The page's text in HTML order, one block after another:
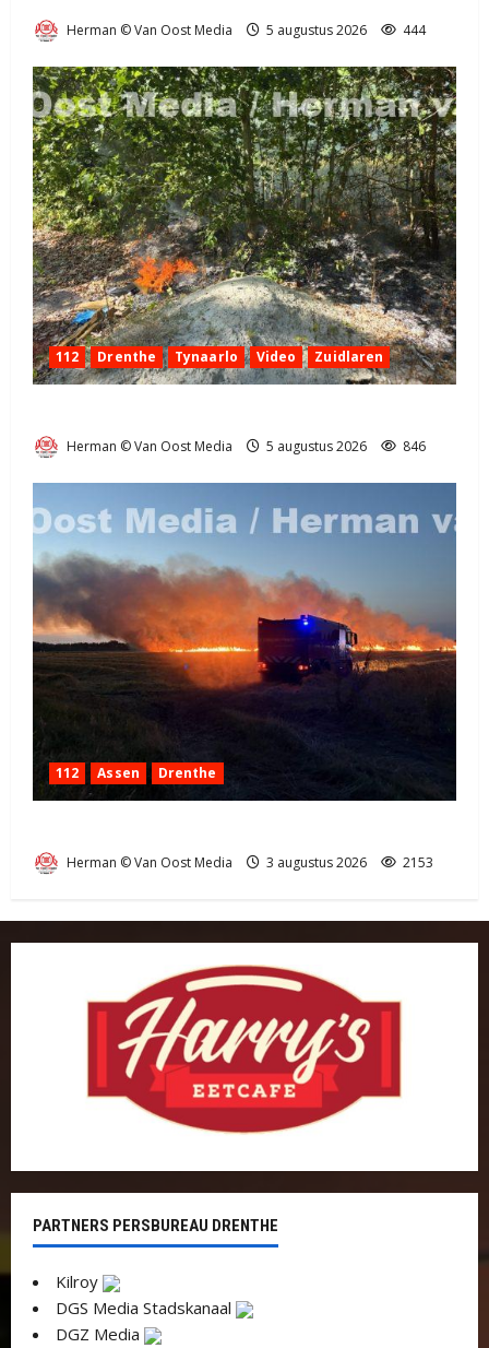
Herman © Van Oost Media 5 augustus 2026 444
112 Drenthe Tynaarlo Video Zuidlaren
Herman © Van Oost Media 5 augustus 2026 846
112 Assen Drenthe
Herman © Van Oost Media 3 augustus 2026 2153
PARTNERS PERSBUREAU DRENTHE
Kilroy
DGS Media Stadskanaal
DGZ Media